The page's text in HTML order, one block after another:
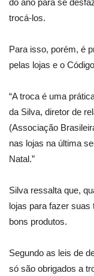
do ano para se
trocá-los.
Para isso, porém, é
pelas lojas e o
“A troca é uma
da Silva, diretor de
(Associação
nas lojas na última
Natal.”
Silva ressalta que,
lojas para fazer
bons produtos.
Segundo as leis de
só são obrigados a